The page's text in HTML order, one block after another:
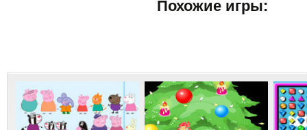
Похожие игры: